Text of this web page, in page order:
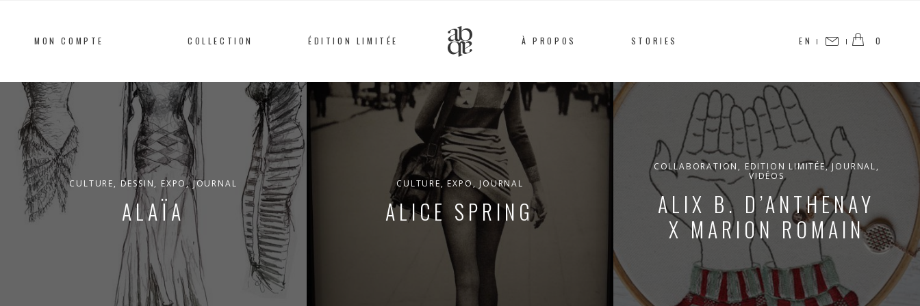
B.
D'Anthenay
COLLECTION ÉDITION LIMITÉE À PROPOS STORIES
MON COMPTE EN
CONTACT
0
CULTURE, DESSIN, EXPO,JOURNAL
ALAÏA
CULTURE,EXPO, JOURNAL
ALICE SPRING
COLLABORATION , EDITION LIMITÉE,JOURNAL,
VIDÉOS
ALIX B. D’ANTHENAY
X MARION ROMAIN